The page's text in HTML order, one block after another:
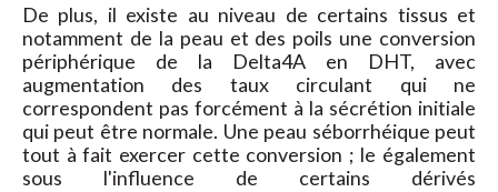
De plus, il existe au niveau de certains tissus et
notamment de la peau et des poils une conversion
périphérique de la Delta4A en DHT, avec
augmentation des taux circulant qui ne
correspondent pas forcément à la sécrétion initiale
qui peut être normale. Une peau séborrhéique peut
tout à fait exercer cette conversion ; le également
sous l'influence de certains dérivés